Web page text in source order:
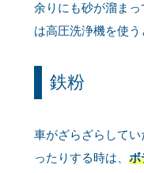
余りにも砂が溜ま
は高圧洗浄機を使う
鉄粉
車がざらざらして
ったりする時は、 ボ